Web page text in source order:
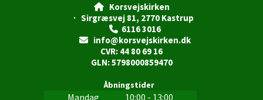
Korsvejskirken
· Sirgræsvej 81, 2770 Kastrup
 6116 3016

info@korsvejskirken.dk
CVR: 44 80 69 16
GLN: 5798000859470
Åbningstider
Mandag 10:00 - 13:00